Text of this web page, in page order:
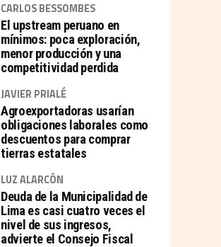
CARLOS BESSOMBES
El upstream peruano en
mínimos: poca exploración,
menor producción y una
competitividad perdida
JAVIER PRIALÉ
Agroexportadoras usarían
obligaciones laborales como
descuentos para comprar
tierras estatales
LUZ ALARCÓN
Deuda de la Municipalidad de
Lima es casi cuatro veces el
nivel de sus ingresos,
advierte el Consejo Fiscal